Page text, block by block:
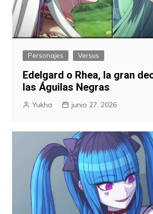
Personajes Versus
Edelgard o Rhea, la gran
las Águilas Negras
Yukha junio 27, 2026